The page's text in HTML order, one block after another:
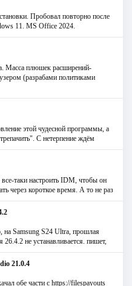
Пробовал повторно после
11. MS Offiсe 2024.
Масса плюшек расширений-
(разрабами политиками
этой чудесной программы, а
С нетерпение ждём
таки настроить IDM, чтобы он
через короткое время. А то не раз
на Samsung S24 Ultra, прошлая
26.4.2 не устанавливается. пишет,
21.0.4
обе части с https://filespayouts